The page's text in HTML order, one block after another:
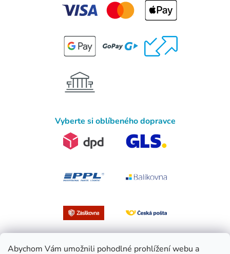
Abychom Vám umožnili pohodlné prohlížení webu a
Vyberte si oblíbeného dopravce